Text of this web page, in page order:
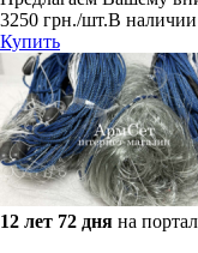
3250 грн./шт.В наличии
Купить
12 лет 72 дня на